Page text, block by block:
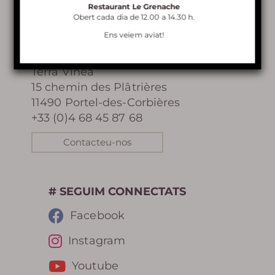
RESTAURANT LE GRENACHE
LLOGUER DE BELVEDERE
Més
informació
Terra Vinea
15 chemin des Plâtrières
11490 Portel-des-Corbières
+33 (0)4 68 45 87 68
Contacteu-nos
# SEGUIM CONNECTATS
Facebook
Instagram
Youtube
Restaurant Le Grenache
Obert cada dia de 12.00 a 14.30 h.
Ens veiem aviat!